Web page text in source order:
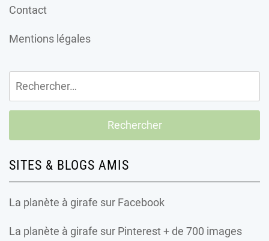
Contact
Mentions légales
Rechercher :
SITES & BLOGS AMIS
La planète à girafe sur Facebook
La planète à girafe sur Pinterest + de 700 images